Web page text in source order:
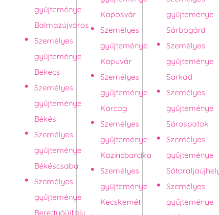
gyűjteménye
Balmazújváros
Személyes
gyűjteménye
Bekecs
Személyes
gyűjteménye
Békés
Személyes
gyűjteménye
Békéscsaba
Személyes
gyűjteménye
Berettyóújfalu
Kaposvár
Személyes
gyűjteménye
Kapuvár
Személyes
gyűjteménye
Karcag
Személyes
gyűjteménye
Kazincbarcika
Személyes
gyűjteménye
Kecskemét
gyűjteménye
Sárbogárd
Személyes
gyűjteménye
Sarkad
Személyes
gyűjteménye
Sárospatak
Személyes
gyűjteménye
Személyes
gyűjteménye